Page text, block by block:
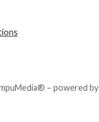
– powered by